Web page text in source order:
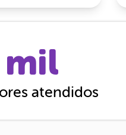
mil
atendidos